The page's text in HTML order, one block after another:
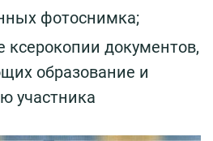
фотоснимка;
ксерокопии документов,
образование и
участника